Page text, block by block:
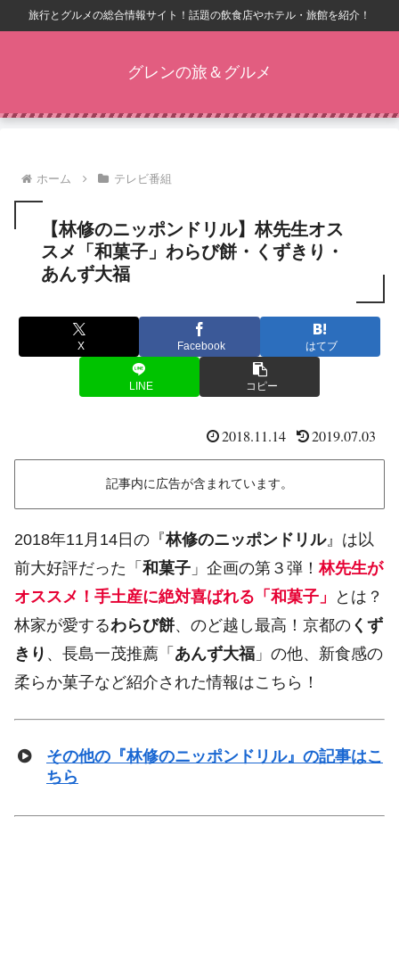
旅行とグルメの総合情報サイト！話題の飲食店やホテル・旅館を紹介！
グレンの旅＆グルメ
ホーム テレビ番組
【林修のニッポンドリル】林先生オス
スメ「和菓子」わらび餅・くずきり・
あんず大福
X Facebook はてブ
LINE コピー
2018.11.14 2019.07.03
記事内に広告が含まれています。
2018年11月14日の『林修のニッポンドリル』は以
前大好評だった「 和菓子 」企画の第３弾！林先生が
オススメ！手土産に絶対喜ばれる「和菓子」
とは？
林家が愛するわらび餅、のど越し最高！京都の くず
きり 、長島一茂推薦「 あんず大福 」の他、新食感の
柔らか菓子など紹介された情報はこちら！
その他の『林修のニッポンドリル』の記事はこ
ちら